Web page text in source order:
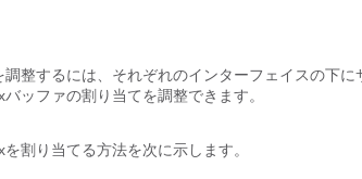
整するには、それぞれのインターフェイスの下
ッファの割り当てを調整できます。
割り当てる方法を次に示します。